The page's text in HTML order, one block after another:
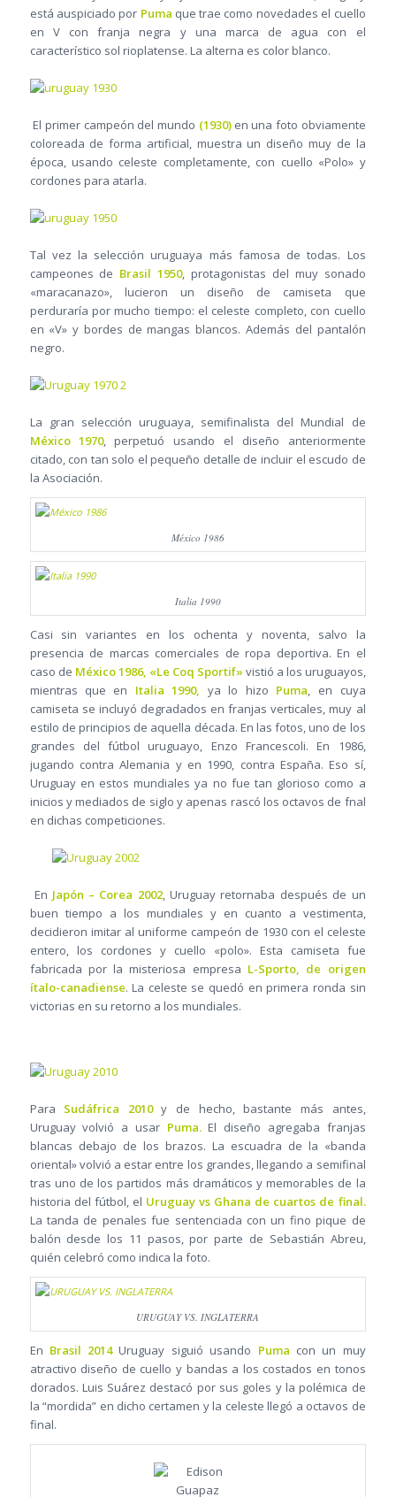
está auspiciado por Puma que trae como novedades el cuello
en V con franja negra y una marca de agua con el
característico sol rioplatense. La alterna es color blanco.
El primer campeón del mundo (1930) en una foto obviamente
coloreada de forma artificial, muestra un diseño muy de la
época, usando celeste completamente, con cuello «Polo» y
cordones para atarla.
Tal vez la selección uruguaya más famosa de todas. Los
campeones de Brasil 1950, protagonistas del muy sonado
«maracanazo», lucieron un diseño de camiseta que
perduraría por mucho tiempo: el celeste completo, con cuello
en «V» y bordes de mangas blancos. Además del pantalón
negro.
La gran selección uruguaya, semifinalista del Mundial de
México 1970, perpetuó usando el diseño anteriormente
citado, con tan solo el pequeño detalle de incluir el escudo de
la Asociación.
México 1986
Italia 1990
Casi sin variantes en los ochenta y noventa, salvo la
presencia de marcas comerciales de ropa deportiva. En el
caso de México 1986, «Le Coq Sportif» vistió a los uruguayos,
mientras que en Italia 1990, ya lo hizo Puma, en cuya
camiseta se incluyó degradados en franjas verticales, muy al
estilo de principios de aquella década. En las fotos, uno de los
grandes del fútbol uruguayo, Enzo Francescoli. En 1986,
jugando contra Alemania y en 1990, contra España. Eso sí,
Uruguay en estos mundiales ya no fue tan glorioso como a
inicios y mediados de siglo y apenas rascó los octavos de fnal
en dichas competiciones.
En Japón – Corea 2002, Uruguay retornaba después de un
buen tiempo a los mundiales y en cuanto a vestimenta,
decidieron imitar al uniforme campeón de 1930 con el celeste
entero, los cordones y cuello «polo». Esta camiseta fue
fabricada por la misteriosa empresa L-Sporto, de origen
ítalo-canadiense. La celeste se quedó en primera ronda sin
victorias en su retorno a los mundiales.
Para Sudáfrica 2010y de hecho, bastante más antes,
Uruguay volvió a usar Puma.El diseño agregaba franjas
blancas debajo de los brazos. La escuadra de la «banda
oriental» volvió a estar entre los grandes, llegando a semifinal
tras uno de los partidos más dramáticos y memorables de la
historia del fútbol, el Uruguay vs Ghana de cuartos de final.
La tanda de penales fue sentenciada con un fino pique de
balón desde los 11 pasos, por parte de Sebastián Abreu,
quién celebró como indica la foto.
URUGUAY VS. INGLATERRA
En Brasil 2014Uruguay siguió usando Puma con un muy
atractivo diseño de cuello y bandas a los costados en tonos
dorados. Luis Suárez destacó por sus goles y la polémica de
la “mordida” en dicho certamen y la celeste llegó a octavos de
final.